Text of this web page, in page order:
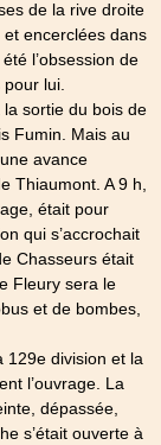
de la rive droite
encerclées dans
l’obsession de
lui.
la sortie du bois de
Fumin. Mais au
avance
Thiaumont. A 9 h,
était pour
qui s’accrochait
Chasseurs était
Fleury sera le
et de bombes,
129e division et la
l’ouvrage. La
dépassée,
s’était ouverte à